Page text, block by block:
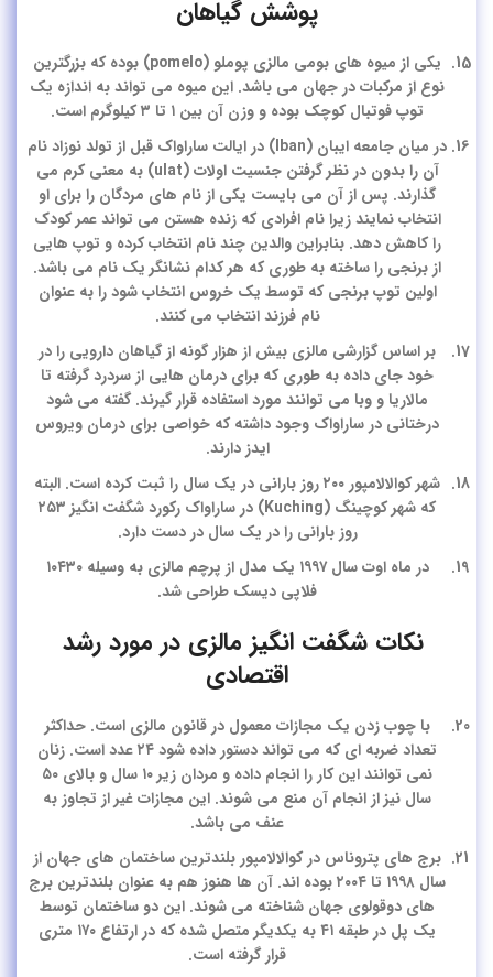
پوشش گیاهان
یکی از میوه های بومی مالزی پوملو (pomelo) بوده که بزرگترین
نوع از مرکبات در جهان می باشد. این میوه می تواند به اندازه یک
توپ فوتبال کوچک بوده و وزن آن بین ۱ تا ۳ کیلوگرم است.
در میان جامعه ایبان (Iban) در ایالت ساراواک قبل از تولد نوزاد نام
آن را بدون در نظر گرفتن جنسیت اولات (ulat) به معنی کرم می
گذارند. پس از آن می بایست یکی از نام های مردگان را برای او
انتخاب نمایند زیرا نام افرادی که زنده هستن می تواند عمر کودک
را کاهش دهد. بنابراین والدین چند نام انتخاب کرده و توپ هایی
از برنجی را ساخته به طوری که هر کدام نشانگر یک نام می باشد.
اولین توپ برنجی که توسط یک خروس انتخاب شود را به عنوان
نام فرزند انتخاب می کنند.
بر اساس گزارشی مالزی بیش از هزار گونه از گیاهان دارویی را در
خود جای داده به طوری که برای درمان هایی از سردرد گرفته تا
مالاریا و وبا می توانند مورد استفاده قرار گیرند. گفته می شود
درختانی در ساراواک وجود داشته که خواصی برای درمان ویروس
ایدز دارند.
شهر کوالالامپور ۲۰۰ روز بارانی در یک سال را ثبت کرده است. البته
که شهر کوچینگ (Kuching) در ساراواک رکورد شگفت انگیز ۲۵۳
روز بارانی را در یک سال در دست دارد.
در ماه اوت سال ۱۹۹۷ یک مدل از پرچم مالزی به وسیله ۱۰۴۳۰
فلاپی دیسک طراحی شد.
نکات شگفت انگیز مالزی در مورد رشد
اقتصادی
با چوب زدن یک مجازات معمول در قانون مالزی است. حداکثر
تعداد ضربه ای که می تواند دستور داده شود ۲۴ عدد است. زنان
نمی توانند این کار را انجام داده و مردان زیر ۱۰ سال و بالای ۵۰
سال نیز از انجام آن منع می شوند. این مجازات غیر از تجاوز به
عنف می باشد.
برج های پتروناس در کوالالامپور بلندترین ساختمان های جهان از
سال ۱۹۹۸ تا ۲۰۰۴ بوده اند. آن ها هنوز هم به عنوان بلندترین برج
های دوقولوی جهان شناخته می شوند. این دو ساختمان توسط
یک پل در طبقه ۴۱ به یکدیگر متصل شده که در ارتفاع ۱۷۰ متری
قرار گرفته است.